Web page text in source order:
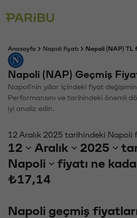
Anasayfa Napoli fiyatı Napoli (NAP) TL
Napoli (NAP) Geçmiş
Napoli'nin yıllar içindeki fiyat
Performansını ve tarihindeki önemli
iyi analiz edin.
12 Aralık 2025 tarihindeki Napoli
12 Aralık 2025
Napoli
fiyatı ne
₺17,14
Napoli geçmiş